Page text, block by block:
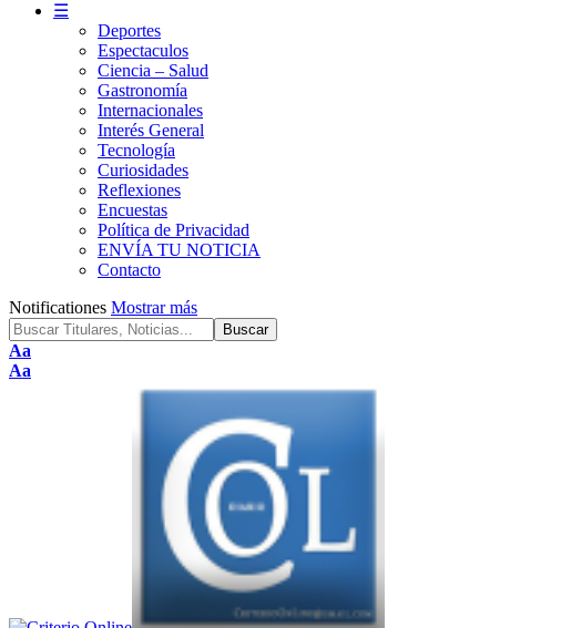
☰
Deportes
Espectaculos
Ciencia – Salud
Gastronomía
Internacionales
Interés General
Tecnología
Curiosidades
Reflexiones
Encuestas
Política de Privacidad
ENVÍA TU NOTICIA
Contacto
Notificationes Mostrar más
Font
Resizer
Aa
Font
Aa